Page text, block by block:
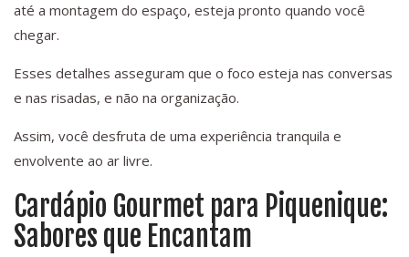
até a montagem do espaço, esteja pronto quando você
chegar.
Esses detalhes asseguram que o foco esteja nas conversas
e nas risadas, e não na organização.
Assim, você desfruta de uma experiência tranquila e
envolvente ao ar livre.
Cardápio Gourmet para Piquenique:
Sabores que Encantam